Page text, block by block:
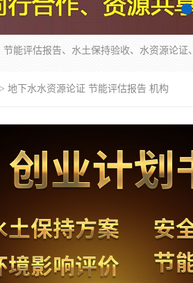
> 地下水水资源论证 节能评估报告 机构